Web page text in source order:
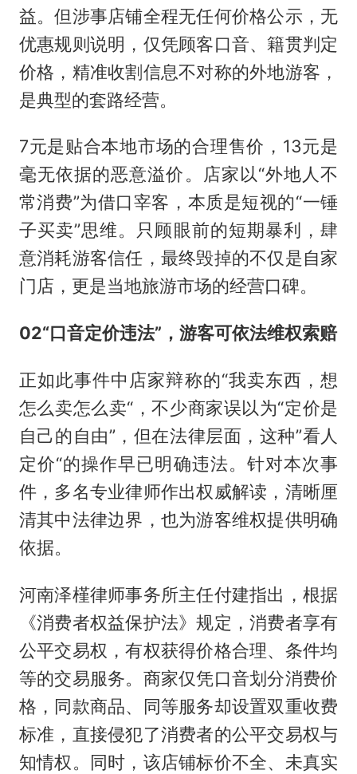
益。但涉事店铺全程无任何价格公示，无
优惠规则说明，仅凭顾客口音、籍贯判定
价格，精准收割信息不对称的外地游客，
是典型的套路经营。
7元是贴合本地市场的合理售价，13元是
毫无依据的恶意溢价。店家以“外地人不
常消费”为借口宰客，本质是短视的“一锤
子买卖”思维。只顾眼前的短期暴利，肆
意消耗游客信任，最终毁掉的不仅是自家
门店，更是当地旅游市场的经营口碑。
02“口音定价违法” ，游客可依法维权索赔
正如此事件中店家辩称的“我卖东西，想
怎么卖怎么卖“，不少商家误以为“定价是
自己的自由”，但在法律层面，这种”看人
定价“的操作早已明确违法。针对本次事
件，多名专业律师作出权威解读，清晰厘
清其中法律边界，也为游客维权提供明确
依据。
河南泽槿律师事务所主任付建指出，根据
《消费者权益保护法》规定，消费者享有
公平交易权，有权获得价格合理、条件均
等的交易服务。商家仅凭口音划分消费价
格，同款商品、同等服务却设置双重收费
标准，直接侵犯了消费者的公平交易权与
知情权。同时，该店铺标价不全、未真实